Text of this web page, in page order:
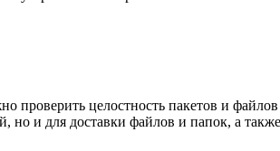
проверить целостность пакетов и
но и для доставки файлов и папок, а